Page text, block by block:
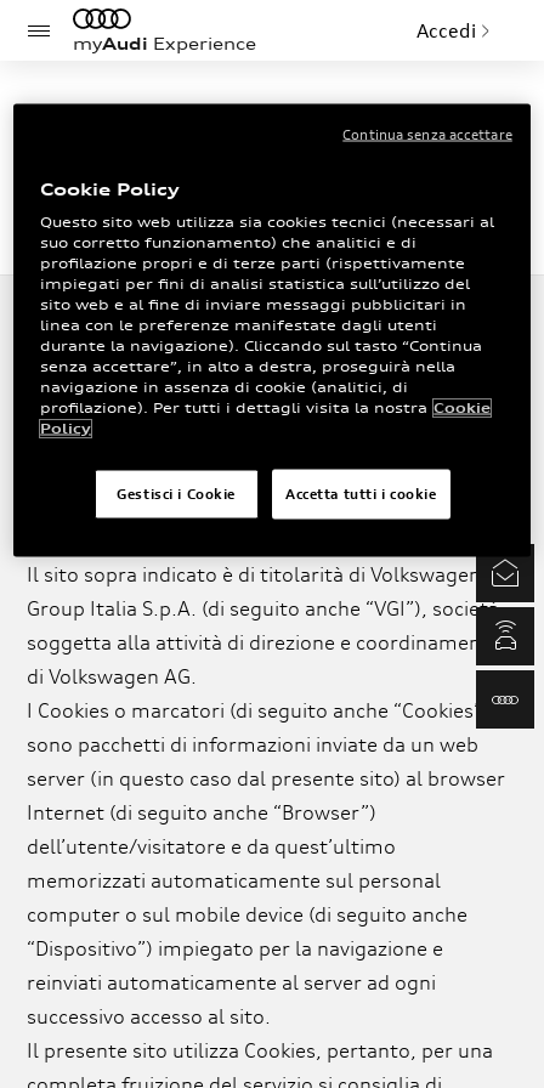
myAudi Experience
Accedi
Cookie Policy portale “myAudi”
Premesse
La presente Cookie Policy (di seguito anche “Policy”)
ha lo scopo di descrivere le modalità di gestione del
sito attualmente reperibile all’indirizzo
https://www.myaudi.itcon riferimento all’impiego
dei Cookies o marcatori (di seguito anche “Cookies”)
Il sito sopra indicato è di titolarità di Volkswagen
Group Italia S.p.A. (di seguito anche “VGI”), società
soggetta alla attività di direzione e coordinamento
di Volkswagen AG.
I Cookies o marcatori (di seguito anche “Cookies”)
sono pacchetti di informazioni inviate da un web
server (in questo caso dal presente sito) al browser
Internet (di seguito anche “Browser”)
dell’utente/visitatore e da quest’ultimo
memorizzati automaticamente sul personal
computer o sul mobile device (di seguito anche
“Dispositivo”) impiegato per la navigazione e
reinviati automaticamente al server ad ogni
successivo accesso al sito.
Il presente sito utilizza Cookies, pertanto, per una
Newsletter
myAudi.com
www.audi.it
Cookie Policy
Questo sito web utilizza sia cookies tecnici (necessari al
suo corretto funzionamento) che analitici e di
profilazione propri e di terze parti (rispettivamente
impiegati per fini di analisi statistica sull’utilizzo del
sito web e al fine di inviare messaggi pubblicitari in
linea con le preferenze manifestate dagli utenti
durante la navigazione). Cliccando sul tasto “Continua
senza accettare”, in alto a destra, proseguirà nella
navigazione in assenza di cookie (analitici, di
profilazione). Per tutti i dettagli visita la nostra Cookie
Policy
Accetta tutti i cookie
Gestisci i Cookie
Continua senza accettare